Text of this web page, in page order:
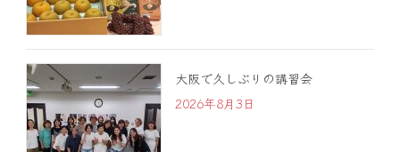
大阪で久しぶりの講習会
2026年8月3日